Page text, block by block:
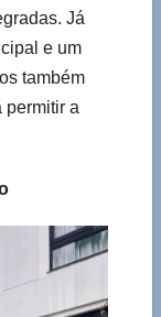
Já
e um
também
permitir a